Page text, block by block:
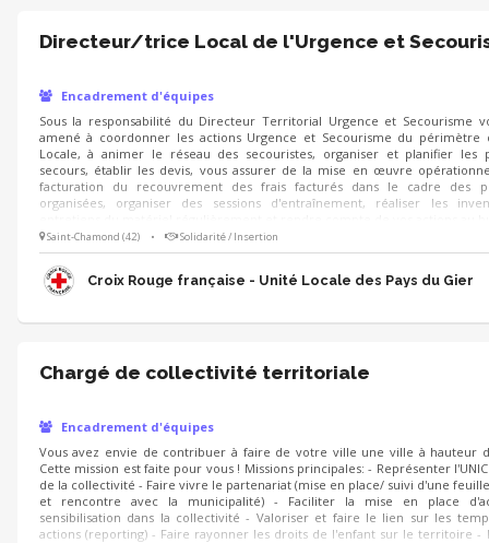
Directeur/trice Local de l'Urgence et
Encadrement d'équipes
Sous la responsabilité du Directeur Territorial Urgence et Secourisme
amené à coordonner les actions Urgence et Secourisme du périmètre
Locale, à animer le réseau des secouristes, organiser et planifier les
secours, établir les devis, vous assurer de la mise en œuvre
facturation du recouvrement des frais facturés dans le cadre des
organisées, organiser des sessions d'entraînement, réaliser les
Saint-Chamond (42) • Solidarité / Insertion
Croix Rouge française - Unité Locale des Pays du Gier
Chargé de collectivité territoriale
Encadrement d'équipes
Vous avez envie de contribuer à faire de votre ville une ville à hauteur
Cette mission est faite pour vous ! Missions principales: - Représenter
de la collectivité - Faire vivre le partenariat (mise en place/ suivi d'une
et rencontre avec la municipalité) - Faciliter la mise en place
sensibilisation dans la collectivité - Valoriser et faire le lien sur les
actions (reporting) - Faire rayonner les droits de l'enfant sur le territoire -